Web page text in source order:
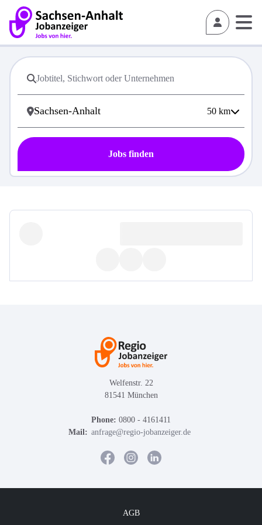
50 km
Jobs finden
Welfenstr. 22
81541 München
Phone: 0800 - 4161411
Mail: anfrage@regio-jobanzeiger.de
AGB